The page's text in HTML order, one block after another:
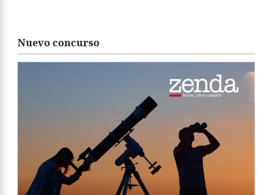
Nuevo concurso